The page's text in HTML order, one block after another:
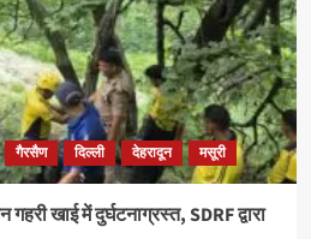
गैरसैण दिल्ली देहरादून मसूरी
खाई में दुर्घटनाग्रस्त, SDRF द्वारा